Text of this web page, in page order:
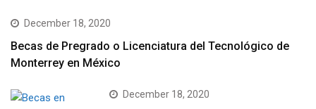
December 18, 2020
Becas de Pregrado o Licenciatura del Tecnológico de
Monterrey en México
December 18, 2020